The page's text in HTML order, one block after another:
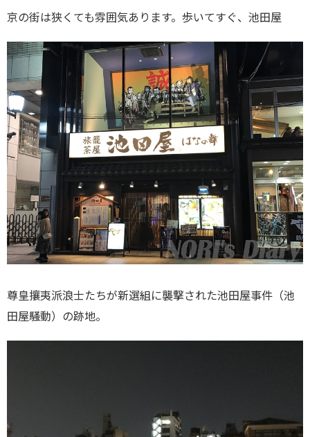
京の街は狭くても雰囲気あります。歩いてすぐ、池田屋
尊皇攘夷派浪士たちが新選組に襲撃された池田屋事件（池
田屋騒動）の跡地。